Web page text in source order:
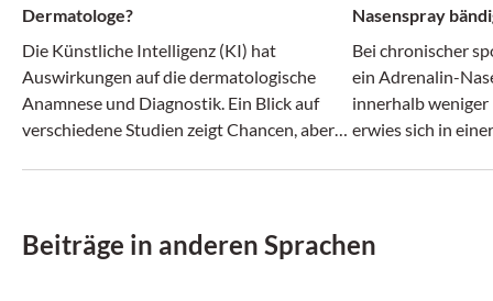
Dermatologe?
Die Künstliche Intelligenz (KI) hat
Auswirkungen auf die dermatologische
Anamnese und Diagnostik. Ein Blick auf
verschiedene Studien zeigt Chancen, aber
Nasenspray
Bei chronischer
ein Adrenalin-
innerhalb
erwies sich in
Beiträge in anderen Sprachen